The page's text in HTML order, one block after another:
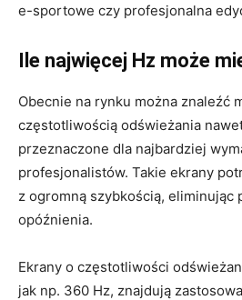
e-sportowe czy profesjonalna
Ile najwięcej Hz może
Obecnie na rynku można znaleźć
częstotliwością odświeżania
przeznaczone dla najbardziej
profesjonalistów. Takie ekrany
z ogromną szybkością, eliminując
opóźnienia.
Ekrany o częstotliwości
jak np. 360 Hz, znajdują